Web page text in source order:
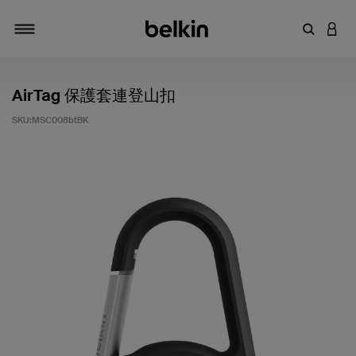
輸入關鍵
登入
AirTag 保護套連登山扣
SKU:MSC008btBK